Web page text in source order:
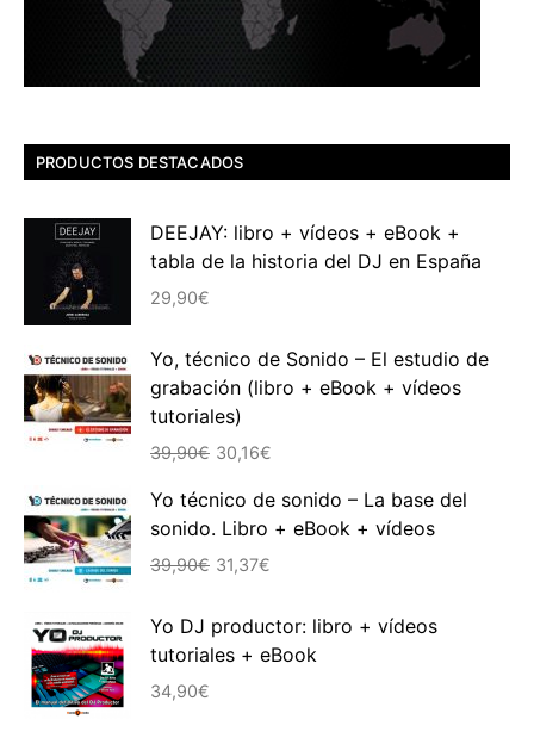
PRODUCTOS DESTACADOS
DEEJAY: libro + vídeos + eBook +
tabla de la historia del DJ en España
29,90€
Yo, técnico de Sonido – El estudio de
grabación (libro + eBook + vídeos
tutoriales)
39,90€ El
original
era:
39,90€.
30,16€
actual
es:
Yo técnico de sonido – La base del
sonido. Libro + eBook + vídeos
39,90€ El
original
era:
39,90€.
31,37€
actual
es:
31,37€.
Yo DJ productor: libro + vídeos
tutoriales + eBook
34,90€